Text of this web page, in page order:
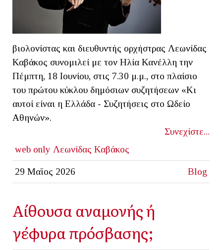
βιολονίστας και διευθυντής ορχήστρας Λεωνίδας
Καβάκος συνομιλεί με τον Ηλία Κανέλλη την
Πέμπτη, 18 Ιουνίου, στις 7.30 μ.μ., στο πλαίσιο
του πρώτου κύκλου δημόσιων συζητήσεων «Κι
αυτοί είναι η Ελλάδα - Συζητήσεις στο Ωδείο
Αθηνών».
Συνεχίστε...
web only Λεωνίδας Καβάκος
29 Μαϊος 2026 Blog
Αίθουσα αναμονής ή
γέφυρα πρόσβασης;